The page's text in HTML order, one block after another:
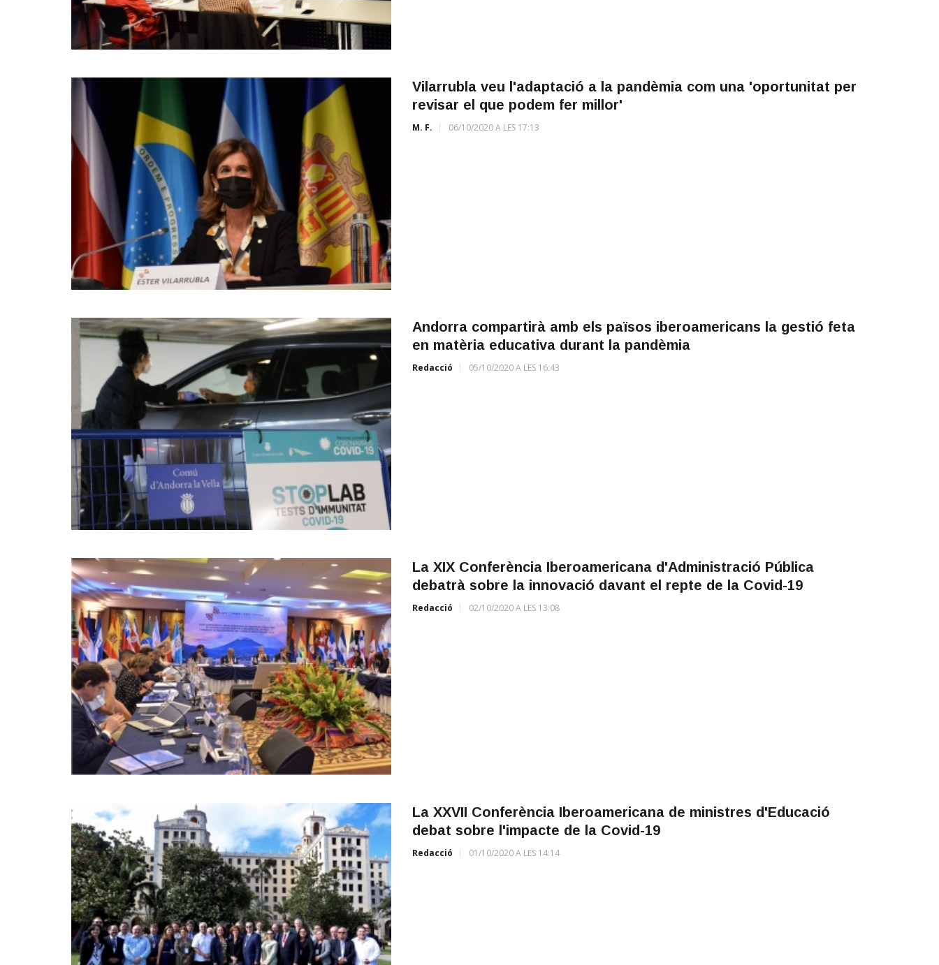
Vilarrubla veu l'adaptació a la pandèmia com una 'oportunitat per
revisar el que podem fer millor'
M. F. 06/10/2020 A LES 17:13
Andorra compartirà amb els països iberoamericans la gestió feta
en matèria educativa durant la pandèmia
Redacció 05/10/2020 A LES 16:43
La XIX Conferència Iberoamericana d'Administració Pública
debatrà sobre la innovació davant el repte de la Covid-19
Redacció 02/10/2020 A LES 13:08
La XXVII Conferència Iberoamericana de ministres d'Educació
debat sobre l'impacte de la Covid-19
Redacció 01/10/2020 A LES 14:14